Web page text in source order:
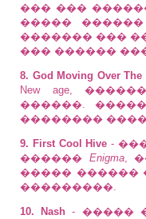
��� ���
�����
������� ���
��� ������
8. God Moving Over The
New age,
������.
��������
9. First Cool Hive -
������ Enigma,
����� ������
���������.
10. Nash - �����